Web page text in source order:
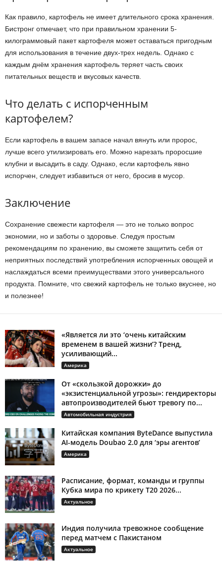
Как правило, картофель не имеет длительного срока хранения.
Бистронг отмечает, что при правильном хранении 5-
килограммовый пакет картофеля может оставаться пригодным
для использования в течение двух-трех недель. Однако с
каждым днём хранения картофель теряет часть своих
питательных веществ и вкусовых качеств.
Что делать с испорченным
картофелем?
Если картофель в вашем запасе начал вянуть или пророс,
лучше всего утилизировать его. Можно нарезать проросшие
клубни и высадить в саду. Однако, если картофель явно
испорчен, следует избавиться от него, бросив в мусор.
Заключение
Сохранение свежести картофеля — это не только вопрос
экономии, но и заботы о здоровье. Следуя простым
рекомендациям по хранению, вы сможете защитить себя от
неприятных последствий употребления испорченных овощей и
наслаждаться всеми преимуществами этого универсального
продукта. Помните, что свежий картофель не только вкуснее, но
и полезнее!
«Является ли это ‘очень китайским
временем в вашей жизни’? Тренд,
усиливающий...
Америка
От «скользкой дорожки» до
«экзистенциальной угрозы»: гендиректоры
автопроизводителей бьют тревогу по...
Автомобильная индустрия
Китайская компания ByteDance выпустила
AI-модель Doubao 2.0 для ‘эры агентов’
Америка
Расписание, формат, команды и группы
Кубка мира по крикету T20 2026...
Актуальное
Индия получила тревожное сообщение
перед матчем с Пакистаном
Актуальное